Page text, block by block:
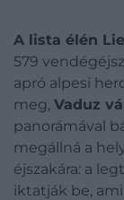
A lista élén
579
apró alpesi
meg, Vaduz
panorámával
megállná a
éjszakára: a
iktatják be,